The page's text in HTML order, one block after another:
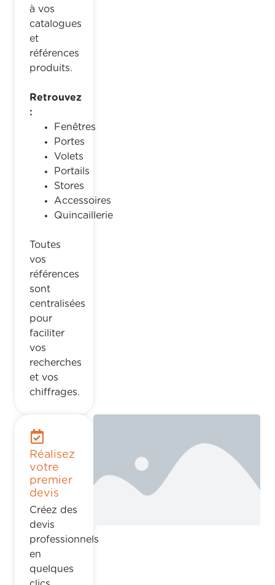
à vos
catalogues
et
références
produits.
Retrouvez
:
Fenêtres
Portes
Volets
Portails
Stores
Accessoires
Quincaillerie
Toutes
vos
références
sont
centralisées
pour
faciliter
vos
recherches
et vos
chiffrages.
Réalisez
votre
premier
devis
Créez des
devis
professionnels
en
quelques